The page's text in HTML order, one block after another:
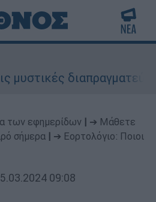
των εφημερίδων
➔ Μάθετε
σήμερα
➔ Εορτολόγιο: Ποιοι
09:08